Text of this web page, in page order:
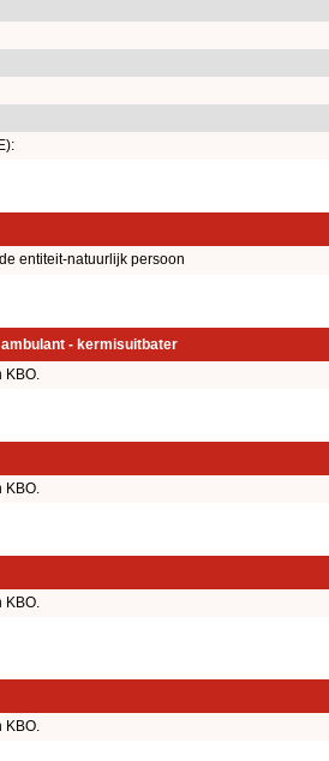
entiteit-natuurlijk persoon
- kermisuitbater
KBO.
KBO.
KBO.
KBO.